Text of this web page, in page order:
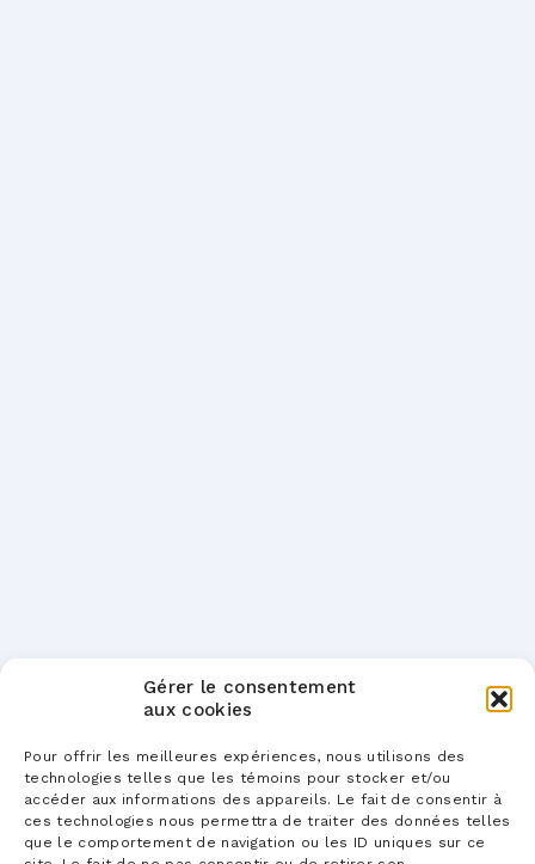
Gérer le consentement
aux cookies
Pour offrir les meilleures expériences, nous utilisons des
technologies telles que les témoins pour stocker et/ou
accéder aux informations des appareils. Le fait de consentir à
ces technologies nous permettra de traiter des données telles
que le comportement de navigation ou les ID uniques sur ce